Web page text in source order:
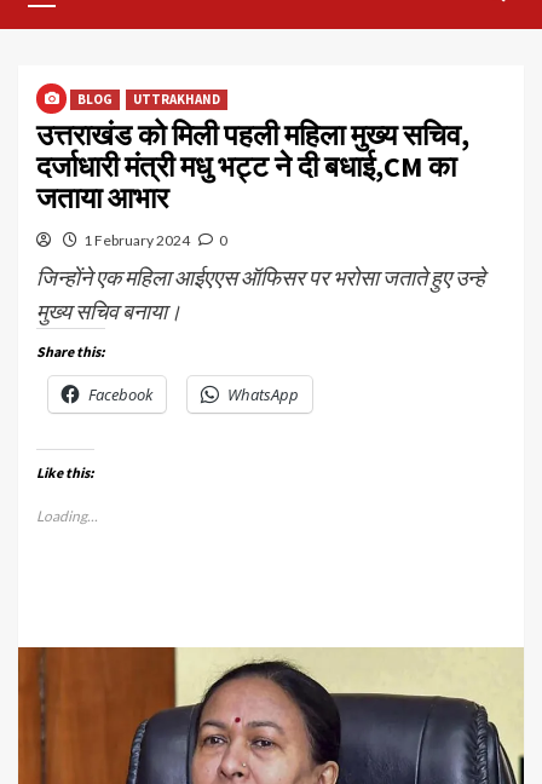
BLOG UTTRAKHAND
उत्तराखंड को मिली पहली महिला मुख्य सचिव,
दर्जाधारी मंत्री मधु भट्ट ने दी बधाई,‌CM का
जताया आभार
1 February 2024 0
जिन्होंने एक महिला आईएएस ऑफिसर पर भरोसा जताते हुए उन्हे
मुख्य सचिव बनाया।
Share this:
Facebook WhatsApp
Like this:
Loading...